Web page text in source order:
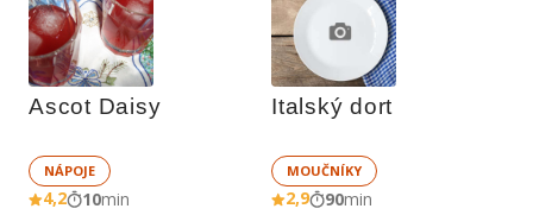
Ascot Daisy
NÁPOJE
4,2 10min
Italský dort
MOUČNÍKY
2,9 90min